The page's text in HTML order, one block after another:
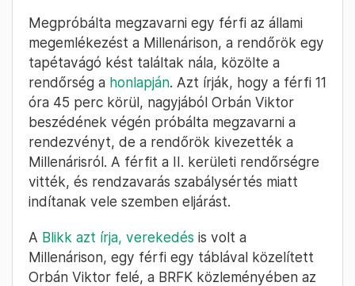
Megpróbálta megzavarni egy férfi az állami
megemlékezést a Millenárison, a rendőrök egy
tapétavágó kést találtak nála, közölte a
rendőrség a honlapján. Azt írják, hogy a férfi 11
óra 45 perc körül, nagyjából Orbán Viktor
beszédének végén próbálta megzavarni a
rendezvényt, de a rendőrök kivezették a
Millenárisról. A férfit a II. kerületi rendőrségre
vitték, és rendzavarás szabálysértés miatt
indítanak vele szemben eljárást.
A Blikk azt írja, verekedés is volt a
Millenárison, egy férfi egy táblával közelített
Orbán Viktor felé, a BRFK közleményében az